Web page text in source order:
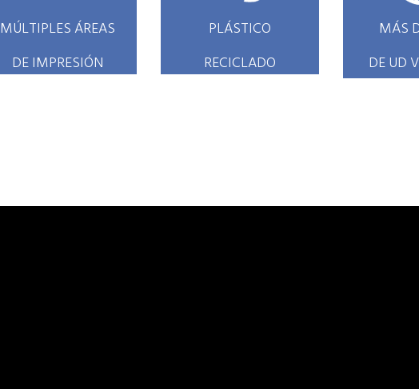
MÚLTIPLES ÁREAS
DE IMPRESIÓN
PLÁSTICO
RECICLADO
MÁS
DE UD